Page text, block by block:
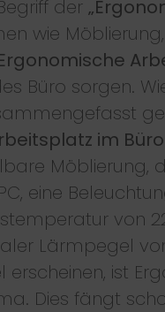
der
wie
Büro sorgen.
im Büro
eine
von
Lärmpegel
ist
Dies fängt